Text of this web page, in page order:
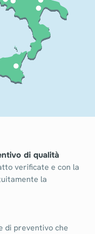
di qualità
verificate e con la
la
di preventivo che